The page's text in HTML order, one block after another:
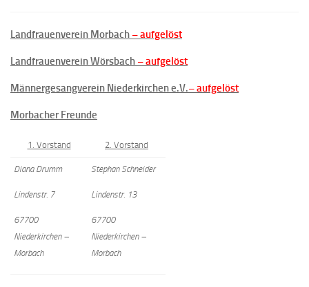
Landfrauenverein Morbach – aufgelöst
Landfrauenverein Wörsbach – aufgelöst
Männergesangverein Niederkirchen e.V.– aufgelöst
Morbacher Freunde
1. Vorstand 2. Vorstand
Diana Drumm
Lindenstr. 7
67700
Niederkirchen –
Morbach
Stephan Schneider
Lindenstr. 13
67700
Niederkirchen –
Morbach